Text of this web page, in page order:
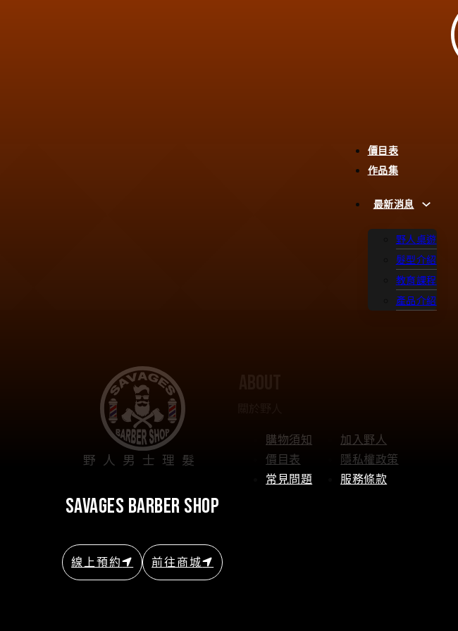
價目表
作品集
最新消息
野人桌遊
髮型介紹
教育課程
產品介紹
野人男士理髮
savages barber shop
線上預約 前往商城
購物須知
價目表
常見問題
加入野人
隱私權政策
服務條款